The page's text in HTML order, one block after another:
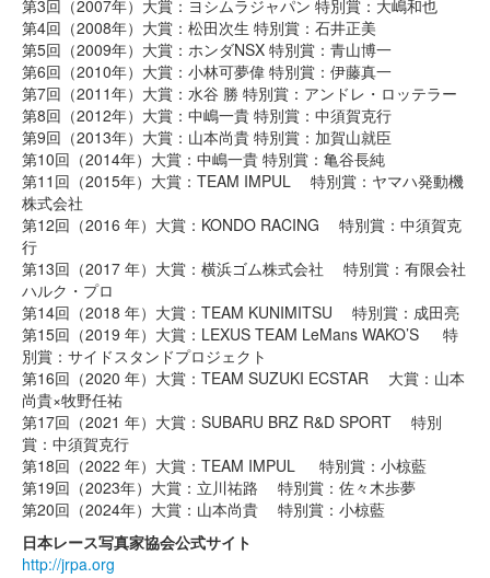
第3回（2007年）大賞：ヨシムラジャパン 特別賞：大嶋和也
第4回（2008年）大賞：松田次生 特別賞：石井正美
第5回（2009年）大賞：ホンダNSX 特別賞：青山博一
第6回（2010年）大賞：小林可夢偉 特別賞：伊藤真一
第7回（2011年）大賞：水谷 勝 特別賞：アンドレ・ロッテラー
第8回（2012年）大賞：中嶋一貴 特別賞：中須賀克行
第9回（2013年）大賞：山本尚貴 特別賞：加賀山就臣
第10回（2014年）大賞：中嶋一貴 特別賞：亀谷長純
第11回（2015年）大賞：TEAM IMPUL 特別賞：ヤマハ発動機
株式会社
第12回（2016 年）大賞：KONDO RACING 特別賞：中須賀克
行
第13回（2017 年）大賞：横浜ゴム株式会社 特別賞：有限会社
ハルク・プロ
第14回（2018 年）大賞：TEAM KUNIMITSU 特別賞：成田亮
第15回（2019 年）大賞：LEXUS TEAM LeMans WAKO’S 特
別賞：サイドスタンドプロジェクト
第16回（2020 年）大賞：TEAM SUZUKI ECSTAR 大賞：山本
尚貴×牧野任祐
第17回（2021 年）大賞：SUBARU BRZ R&D SPORT 特別
賞：中須賀克行
第18回（2022 年）大賞：TEAM IMPUL 特別賞：小椋藍
第19回（2023年）大賞：立川祐路 特別賞：佐々木歩夢
第20回（2024年）大賞：山本尚貴 特別賞：小椋藍
日本レース写真家協会公式サイト
http://jrpa.org